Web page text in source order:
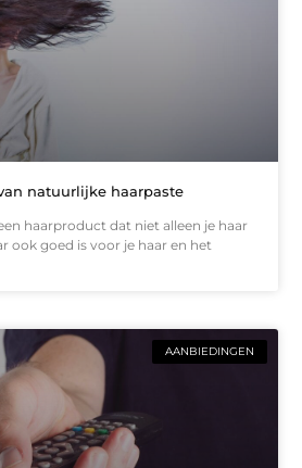
natuurlijke haarpaste
haarproduct dat niet alleen je haar
ook goed is voor je haar en het
AANBIEDINGEN